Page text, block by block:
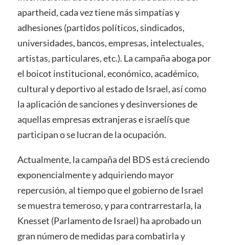
apartheid, cada vez tiene más simpatías y
adhesiones (partidos políticos, sindicados,
universidades, bancos, empresas, intelectuales,
artistas, particulares, etc.). La campaña aboga por
el boicot institucional, económico, académico,
cultural y deportivo al estado de Israel, así como
la aplicación de sanciones y desinversiones de
aquellas empresas extranjeras e israelís que
participan o se lucran de la ocupación.
Actualmente, la campaña del BDS está creciendo
exponencialmente y adquiriendo mayor
repercusión, al tiempo que el gobierno de Israel
se muestra temeroso, y para contrarrestarla, la
Knesset (Parlamento de Israel) ha aprobado un
gran número de medidas para combatirla y